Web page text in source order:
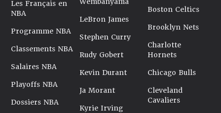
Les Français en
NBA
Programme NBA
Classements NBA
Salaires NBA
Playoffs NBA
Dossiers NBA
LeBron James
Stephen Curry
Rudy Gobert
Kevin Durant
Ja Morant
Kyrie Irving
Boston Celtics
Brooklyn Nets
Charlotte
Hornets
Chicago Bulls
Cleveland
Cavaliers